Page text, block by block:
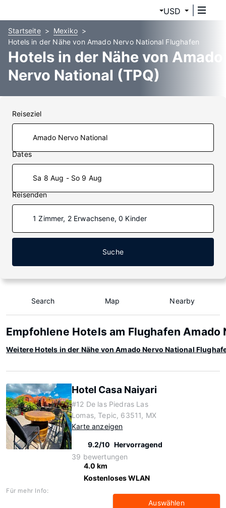
USD
Startseite
Mexiko
Hotels in der Nähe von Amado Nervo National Flughafen
Hotels in der Nähe von Amado
Nervo National (TPQ)
Reiseziel
Dates
Sa 8 Aug - So 9 Aug
Reisenden
1 Zimmer, 2 Erwachsene, 0 Kinder
Suche
Search Map Nearby
Empfohlene Hotels am Flughafen Amado
Weitere Hotels in der Nähe von Amado Nervo National
Hotel Casa Naiyari
#12 De las Piedras Las
Lomas, Tepic, 63511, MX
Karte anzeigen
9.2/10 Hervorragend
39 bewertungen
4.0 km
Kostenloses WLAN
Für mehr Info:
Auswählen